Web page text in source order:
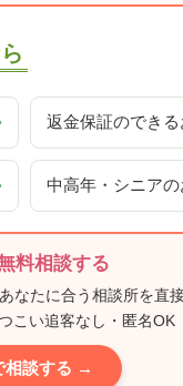
返金保証のでき
中高年・シニア
料相談する
なたに合う相談所を直
こい追客なし・匿名OK
相談する →